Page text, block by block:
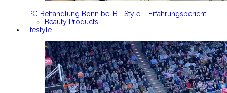
LPG Behandlung Bonn bei BT Style – Erfahrungsbericht
Beauty Products
Lifestyle